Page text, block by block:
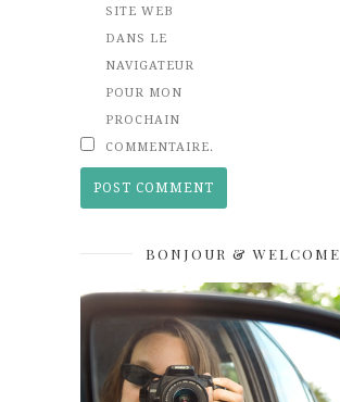
SITE WEB
DANS LE
NAVIGATEUR
POUR MON
PROCHAIN
COMMENTAIRE.
BONJOUR & WELCOME